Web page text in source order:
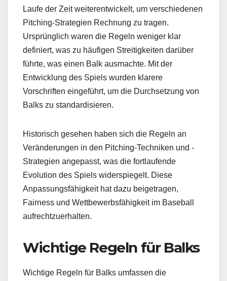
Laufe der Zeit weiterentwickelt, um verschiedenen
Pitching-Strategien Rechnung zu tragen.
Ursprünglich waren die Regeln weniger klar
definiert, was zu häufigen Streitigkeiten darüber
führte, was einen Balk ausmachte. Mit der
Entwicklung des Spiels wurden klarere
Vorschriften eingeführt, um die Durchsetzung von
Balks zu standardisieren.
Historisch gesehen haben sich die Regeln an
Veränderungen in den Pitching-Techniken und -
Strategien angepasst, was die fortlaufende
Evolution des Spiels widerspiegelt. Diese
Anpassungsfähigkeit hat dazu beigetragen,
Fairness und Wettbewerbsfähigkeit im Baseball
aufrechtzuerhalten.
Wichtige Regeln für Balks
Wichtige Regeln für Balks umfassen die